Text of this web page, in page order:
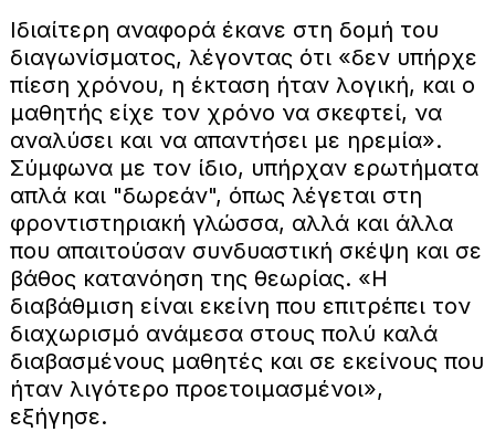
Ιδιαίτερη αναφορά έκανε στη δομή του
διαγωνίσματος, λέγοντας ότι «δεν υπήρχε
πίεση χρόνου, η έκταση ήταν λογική, και ο
μαθητής είχε τον χρόνο να σκεφτεί, να
αναλύσει και να απαντήσει με ηρεμία».
Σύμφωνα με τον ίδιο, υπήρχαν ερωτήματα
απλά και "δωρεάν", όπως λέγεται στη
φροντιστηριακή γλώσσα, αλλά και άλλα
που απαιτούσαν συνδυαστική σκέψη και σε
βάθος κατανόηση της θεωρίας. «Η
διαβάθμιση είναι εκείνη που επιτρέπει τον
διαχωρισμό ανάμεσα στους πολύ καλά
διαβασμένους μαθητές και σε εκείνους που
ήταν λιγότερο προετοιμασμένοι»,
εξήγησε.